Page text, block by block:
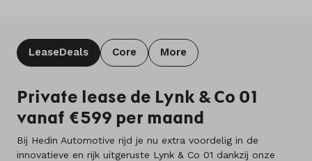
LeaseDeals Core More
Private lease de Lynk & Co 01
vanaf €599 per maand
Bij Hedin Automotive rijd je nu extra voordelig in de
innovatieve en rijk uitgeruste Lynk & Co 01 dankzij onze